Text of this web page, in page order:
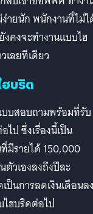
ายนัก พนักงานที่ไม่
คงจะทำงานแบบไฮ
เลยทีเดียว
ฮบริด
บสอบถามพร้อมที่รับ
ป ซึ่งเรื่องนี้เป็น
มีรายได้ 150,000
วเองลงถึงปีละ
นการลดเงินเดือนล
ไฮบริดต่อไป